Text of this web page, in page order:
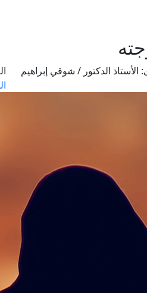
الأستاذ الدكتور / شوقي إبراهيم